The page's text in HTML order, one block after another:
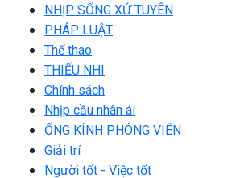
NHỊP SỐNG XỨ TUYÊN
PHÁP LUẬT
Thể thao
THIẾU NHI
Chính sách
Nhịp cầu nhân ái
ỐNG KÍNH PHÓNG VIÊN
Giải trí
Người tốt - Việc tốt